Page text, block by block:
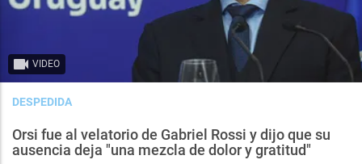
VIDEO
DESPEDIDA
Orsi fue al velatorio de Gabriel Rossi y dijo que su
ausencia deja "una mezcla de dolor y gratitud"